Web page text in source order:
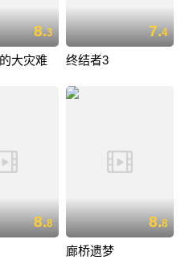
8.3
大灾难
7.4
终结者3
8.8 8.8
廊桥遗梦